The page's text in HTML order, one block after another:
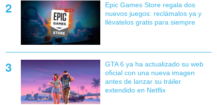
Epic Games Store regala dos
nuevos juegos: reclámalos ya y
llévatelos gratis para siempre
GTA 6 ya ha actualizado su web
oficial con una nueva imagen
antes de lanzar su tráiler
extendido en Netflix